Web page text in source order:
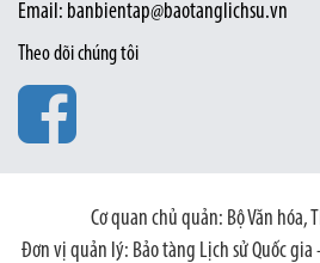
Email: banbientap@baotanglichsu.vn
Theo dõi chúng tôi
Cơ quan chủ quản: Bộ Văn hóa,
Đơn vị quản lý: Bảo tàng Lịch sử Quốc gia